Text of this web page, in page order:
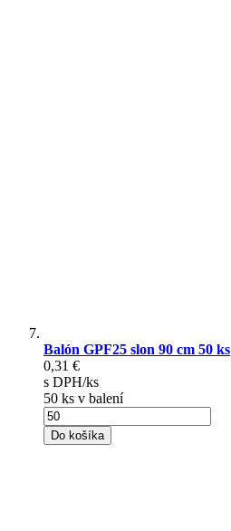
Balón GPF25 slon 90 cm 50 ks
0,31 €
s DPH/ks
50 ks v balení
Do košíka